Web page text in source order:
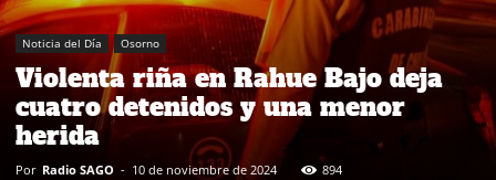
Noticia del Día Osorno
Violenta riña en Rahue Bajo deja
cuatro detenidos y una menor
herida
Por Radio SAGO - 10 de noviembre de 2024 894